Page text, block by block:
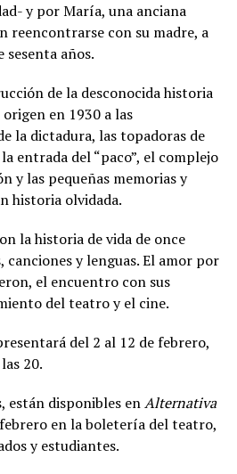
y por María, una anciana
reencontrarse con su madre, a
sesenta años.
de la desconocida historia
en 1930 a las
la dictadura, las topadoras de
entrada del “paco”, el complejo
y las pequeñas memorias y
historia olvidada.
la historia de vida de once
canciones y lenguas. El amor por
el encuentro con sus
del teatro y el cine.
del 2 al 12 de febrero,
20.
están disponibles enAlternativa
en la boletería del teatro,
y estudiantes.